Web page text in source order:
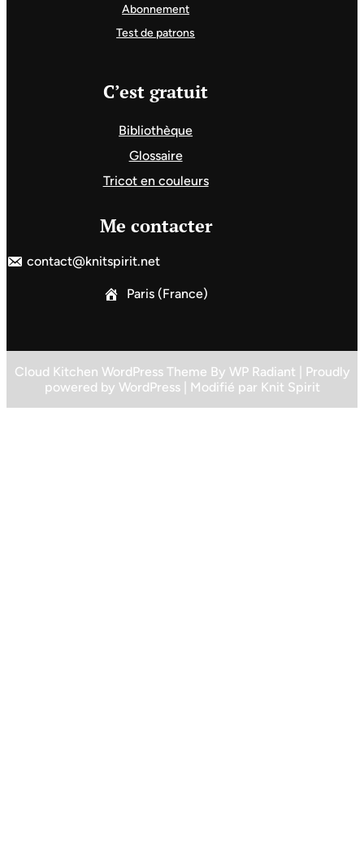
Abonnement
Test de patrons
C’est gratuit
Bibliothèque
Glossaire
Tricot en couleurs
Me contacter
contact@knitspirit.net
Paris (France)
Cloud Kitchen WordPress Theme By WP Radiant | Proudly
powered by WordPress| Modifié par Knit Spirit